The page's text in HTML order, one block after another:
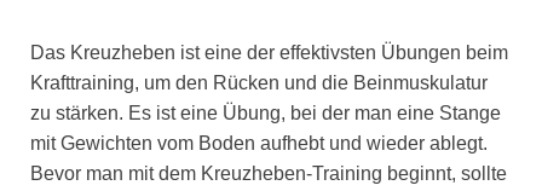
Das Kreuzheben ist eine der effektivsten Übungen beim
Krafttraining, um den Rücken und die Beinmuskulatur
zu stärken. Es ist eine Übung, bei der man eine Stange
mit Gewichten vom Boden aufhebt und wieder ablegt.
Bevor man mit dem Kreuzheben-Training beginnt, sollte